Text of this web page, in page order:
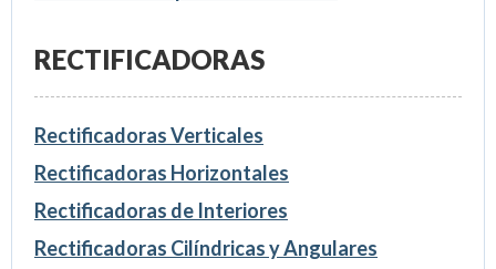
RECTIFICADORAS
Rectificadoras Verticales
Rectificadoras Horizontales
Rectificadoras de Interiores
Rectificadoras Cilíndricas y Angulares